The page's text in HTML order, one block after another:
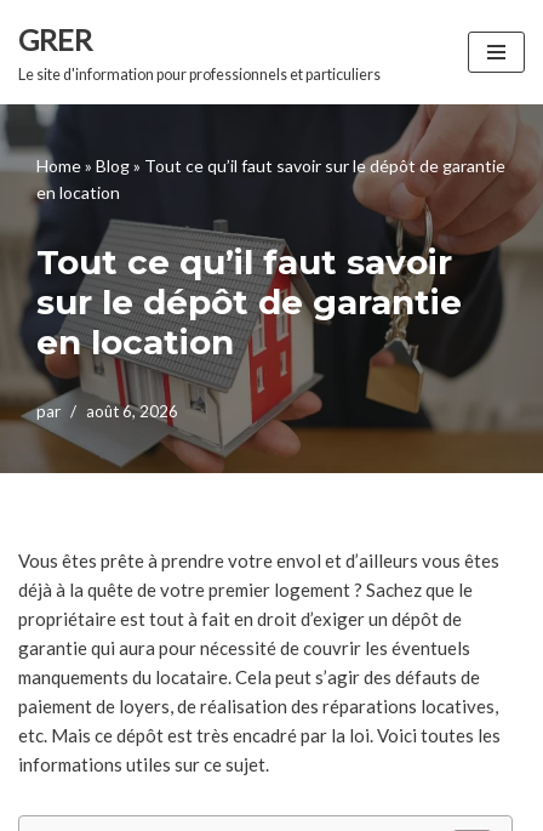
Aller
contenu
GRER
Le site d'information pour professionnels et particuliers
Home» Blog» Tout ce qu’il faut savoir sur le dépôt de garantie
en location
Tout ce qu’il faut savoir
sur le dépôt de garantie
en location
par août 6, 2026
Vous êtes prête à prendre votre envol et d’ailleurs vous êtes
déjà à la quête de votre premier logement ? Sachez que le
propriétaire est tout à fait en droit d’exiger un dépôt de
garantie qui aura pour nécessité de couvrir les éventuels
manquements du locataire. Cela peut s’agir des défauts de
paiement de loyers, de réalisation des réparations locatives,
etc. Mais ce dépôt est très encadré par la loi. Voici toutes les
informations utiles sur ce sujet.